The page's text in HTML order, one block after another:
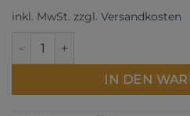
inkl. MwSt. zzgl. Versandkosten
IN DEN